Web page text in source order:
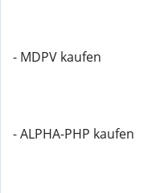
- MDPV kaufen
- ALPHA-PHP kaufen